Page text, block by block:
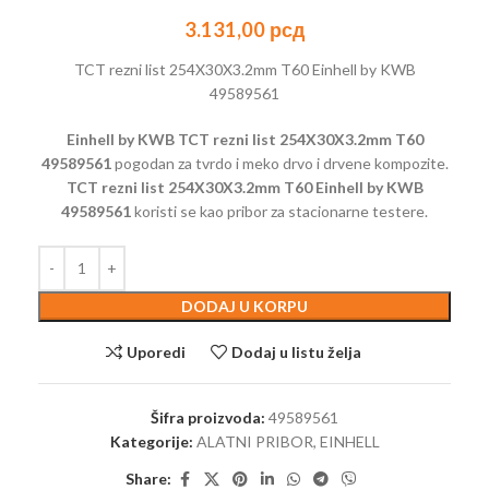
3.131,00 рсд
TCT rezni list 254X30X3.2mm T60 Einhell by KWB
49589561
Einhell by KWB TCT rezni list 254X30X3.2mm T60
49589561pogodan za tvrdo i meko drvo i drvene kompozite.
TCT rezni list 254X30X3.2mm T60 Einhell by KWB
49589561koristi se kao pribor za stacionarne testere.
DODAJ U KORPU
Uporedi Dodaj u listu želja
Šifra proizvoda: 49589561
Kategorije: ALATNI PRIBOR, EINHELL
Share: